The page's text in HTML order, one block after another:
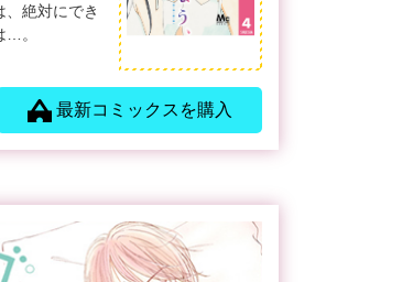
絶対にでき
…。
最新コミックスを購入